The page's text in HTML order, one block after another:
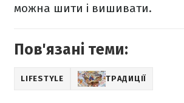
можна шити і вишивати.
Пов'язані теми:
LIFESTYLE ТРАДИЦІЇ